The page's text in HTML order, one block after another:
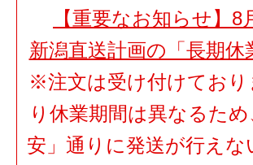
【重要なお知らせ】
新潟直送計画の「長期
※注文は受け付けており
り休業期間は異なるた
安」通りに発送が行え